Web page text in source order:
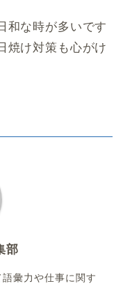
和な時が多いです
焼け対策も心がけ
部
彙力や仕事に関す